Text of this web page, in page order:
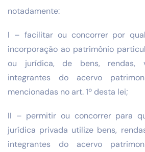
notadamente:
I – facilitar ou concorrer por
incorporação ao patrimônio
ou jurídica, de bens, rendas,
integrantes do acervo
mencionadas no art. 1º desta lei;
II – permitir ou concorrer para
jurídica privada utilize bens,
integrantes do acervo